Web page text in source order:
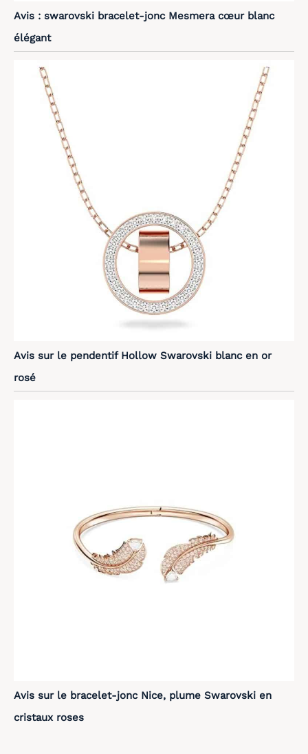
Avis : swarovski bracelet-jonc Mesmera cœur blanc
élégant
Avis sur le pendentif Hollow Swarovski blanc en or
rosé
Avis sur le bracelet-jonc Nice, plume Swarovski en
cristaux roses